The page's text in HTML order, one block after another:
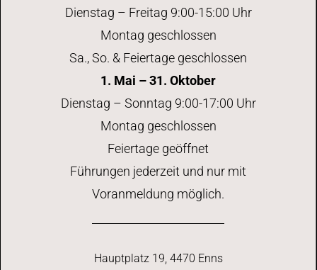
Dienstag – Freitag 9:00-15:00 Uhr
Montag geschlossen
Sa., So. & Feiertage geschlossen
1. Mai – 31. Oktober
Dienstag – Sonntag 9:00-17:00 Uhr
Montag geschlossen
Feiertage geöffnet
Führungen jederzeit und nur mit
Voranmeldung möglich.
Hauptplatz 19, 4470 Enns